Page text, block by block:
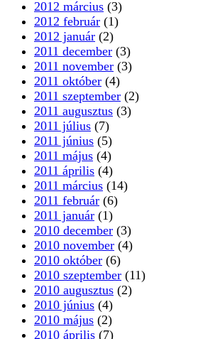
2012 március (3)
2012 február (1)
2012 január (2)
2011 december (3)
2011 november (3)
2011 október (4)
2011 szeptember (2)
2011 augusztus (3)
2011 július (7)
2011 június (5)
2011 május (4)
2011 április (4)
2011 március (14)
2011 február (6)
2011 január (1)
2010 december (3)
2010 november (4)
2010 október (6)
2010 szeptember (11)
2010 augusztus (2)
2010 június (4)
2010 május (2)
2010 április (7)